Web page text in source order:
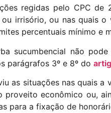
regidas pelo CPC de
irrisório, ou nas quais
percentuais mínimo e
sucumbencial não
parágrafos 3º e 8º do
as situações nas quais
proveito econômico ou,
para a fixação de